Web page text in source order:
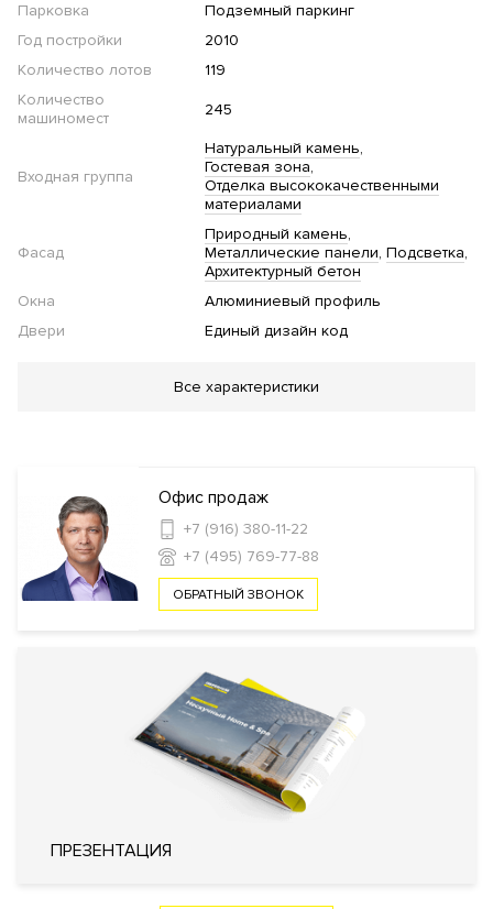
Парковка
Подземный паркинг
Год постройки
2010
Количество лотов
119
Количество
машиномест
245
Входная группа
Натуральный камень
Гостевая зона
Отделка высококачественными
материалами
Фасад
Природный камень
Металлические панели Подсветка
Архитектурный бетон
Окна
Алюминиевый профиль
Двери
Единый дизайн код
Фитнес клуб
сервис
Кафе Комната отдыха для водителей и охраны
Безопасность
Видеонаблюдение
Огороженная и охраняемая
территория
Технические параметры
Все характеристики
Офис продаж
+7 (916) 380-11-22
+7 (495) 769-77-88
ОБРАТНЫЙ ЗВОНОК
ПРЕЗЕНТАЦИЯ